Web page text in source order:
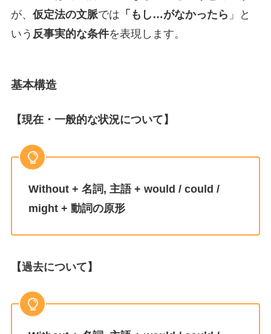
が、 仮定法の文脈では 「もし…がなかったら 」と
いう 反事実的な条件を表現します。
基本構造
【現在・一般的な状況について】
Without + 名詞, 主語 + would / could /
might + 動詞の原形
【過去について】